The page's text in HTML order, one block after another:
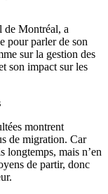
de Montréal, a
pour parler de son
sur la gestion des
son impact sur les
montrent
de migration. Car
longtemps, mais n’en
de partir, donc